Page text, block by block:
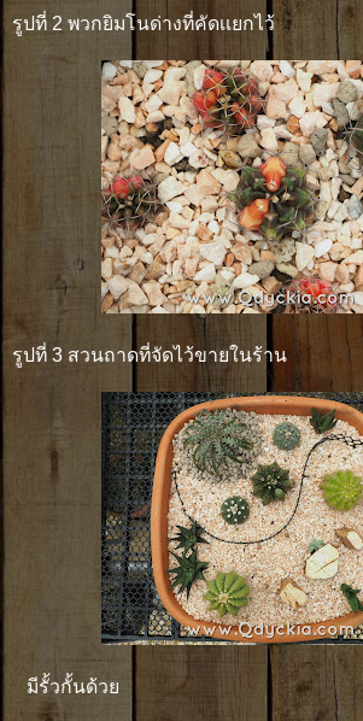
รูปที่ 2 พวกยิมโนด่างที่คัดเเยกไว้
รูปที่ 3 สวนถาดที่จัดไว้ขายในร้าน
มีรั้วกั้นด้วย